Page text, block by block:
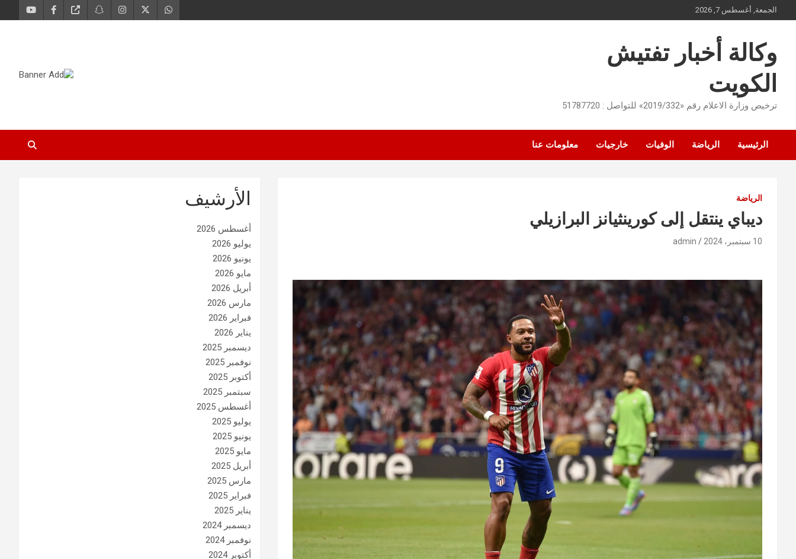
to
الجمعة, أغسطس 7, 2026
وكالة أخبار تفتيش
الكويت
ترخيص وزارة الاعلام رقم «2019/332» للتواصل : 51787720
الرئيسية الرياضة الوفيات خارجيات معلومات عنا
الرياضة
ديباي ينتقل إلى كورينثيانز البرازيلي
10 سبتمبر، 2024 admin
الأرشيف
أغسطس 2026
يوليو 2026
يونيو 2026
مايو 2026
أبريل 2026
مارس 2026
فبراير 2026
يناير 2026
ديسمبر 2025
نوفمبر 2025
أكتوبر 2025
سبتمبر 2025
أغسطس 2025
يوليو 2025
يونيو 2025
مايو 2025
أبريل 2025
مارس 2025
فبراير 2025
يناير 2025
ديسمبر 2024
نوفمبر 2024
أكتوبر 2024